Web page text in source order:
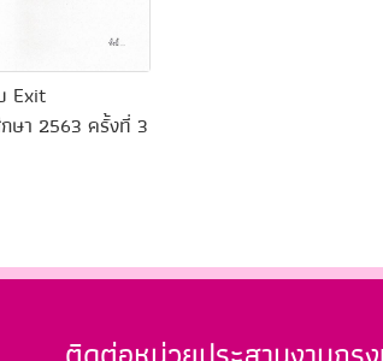
Exit
ษา 2563 ครั้งที่ 3